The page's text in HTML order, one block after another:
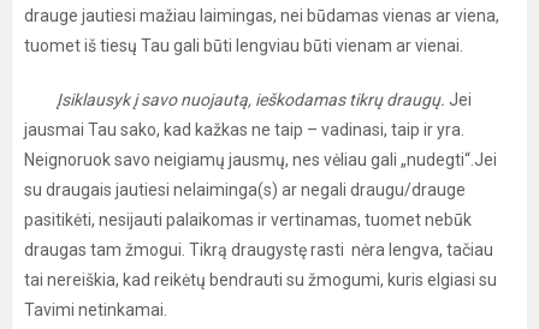
drauge jautiesi mažiau laimingas, nei būdamas vienas ar viena,
tuomet iš tiesų Tau gali būti lengviau būti vienam ar vienai.
Įsiklausyk į savo nuojautą, ieškodamas tikrų draugų. Jei
jausmai Tau sako, kad kažkas ne taip – vadinasi, taip ir yra.
Neignoruok savo neigiamų jausmų, nes vėliau gali „nudegti“.Jei
su draugais jautiesi nelaiminga(s) ar negali draugu/drauge
pasitikėti, nesijauti palaikomas ir vertinamas, tuomet nebūk
draugas tam žmogui. Tikrą draugystę rasti nėra lengva, tačiau
tai nereiškia, kad reikėtų bendrauti su žmogumi, kuris elgiasi su
Tavimi netinkamai.